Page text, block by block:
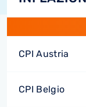
CPI Austria
CPI Belgio